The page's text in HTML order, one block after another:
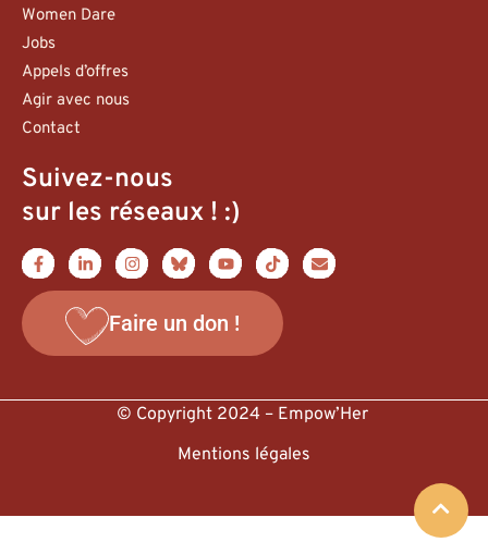
Women Dare
Jobs
Appels d’offres
Agir avec nous
Contact
Suivez-nous
sur les réseaux ! :)
Faire un don !
© Copyright 2024 – Empow’Her
Mentions légales